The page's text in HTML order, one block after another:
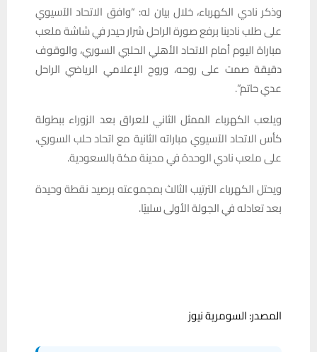
وذكر نادي الكهرباء، خلال بيان له: “وافق الاتحاد الآسيوي
على طلب نادينا برفع صورة الراحل شرار حيدر في شاشة ملعب
مباراة اليوم أمام الاتحاد الأهلي الحلبي السوري، والوقوف
دقيقة صمت على روحه، وروح الإعلامي الرياضي الراحل
عدي حاتم”.
ويلعب الكهرباء الممثل الثاني للعراق بعد الزوراء ببطولة
كأس الاتحاد الآسيوي مباراته الثانية مع اتحاد حلب السوري،
على ملعب نادي الوحدة في مدينة مكة بالسعودية.
ويحتل الكهرباء الترتيب الثالث بمجموعته برصيد نقطة وحيدة
بعد تعادله في الجولة الأولى سلبيًا.
المصدر: السومرية نيوز